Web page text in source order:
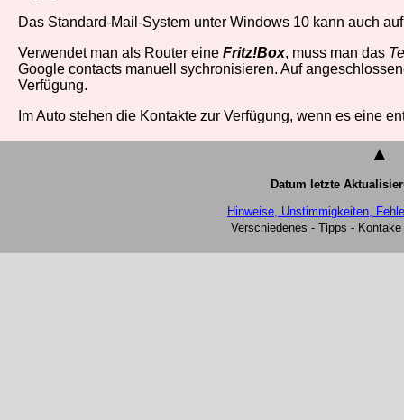
Das Standard-Mail-System unter Windows 10 kann auch
Verwendet man als Router eine Fritz!Box, muss man das
Google contacts manuell sychronisieren. Auf
Verfügung.
Im Auto stehen die Kontakte zur Verfügung, wenn es eine
▲
Datum letzte
Hinweise, Unstimmigkeiten,
Verschiedenes - Tipps -